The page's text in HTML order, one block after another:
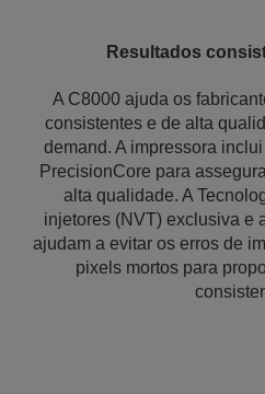
Resultados
A C8000 ajuda os
consistentes e de alta
demand. A impressora
PrecisionCore para
alta qualidade. A
injetores (NVT) exclusiva e
ajudam a evitar os erros de
pixels mortos para